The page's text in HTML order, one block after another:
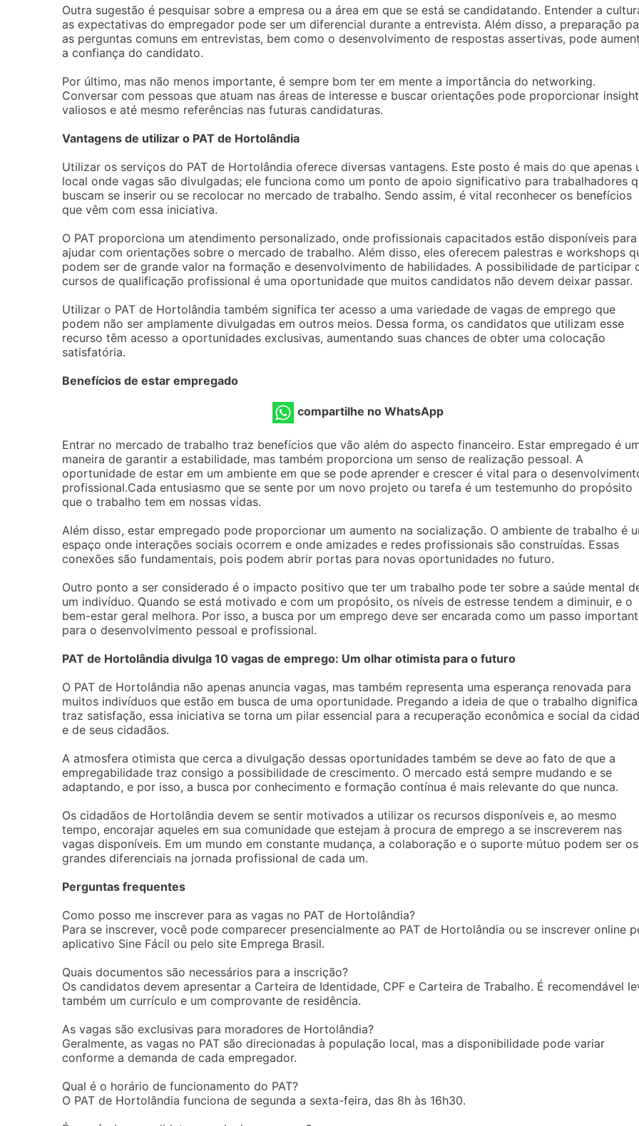
Outra sugestão é pesquisar sobre a empresa ou a área em que se está se candidatando. Entender a
as expectativas do empregador pode ser um diferencial durante a entrevista. Além disso, a preparação
as perguntas comuns em entrevistas, bem como o desenvolvimento de respostas assertivas, pode
a confiança do candidato.
Por último, mas não menos importante, é sempre bom ter em mente a importância do networking.
Conversar com pessoas que atuam nas áreas de interesse e buscar orientações pode proporcionar
valiosos e até mesmo referências nas futuras candidaturas.
Vantagens de utilizar o PAT de Hortolândia
Utilizar os serviços do PAT de Hortolândia oferece diversas vantagens. Este posto é mais do que apenas
local onde vagas são divulgadas; ele funciona como um ponto de apoio significativo para trabalhadores
buscam se inserir ou se recolocar no mercado de trabalho. Sendo assim, é vital reconhecer os benefícios
que vêm com essa iniciativa.
O PAT proporciona um atendimento personalizado, onde profissionais capacitados estão disponíveis para
ajudar com orientações sobre o mercado de trabalho. Além disso, eles oferecem palestras e workshops
podem ser de grande valor na formação e desenvolvimento de habilidades. A possibilidade de participar
cursos de qualificação profissional é uma oportunidade que muitos candidatos não devem deixar passar.
Utilizar o PAT de Hortolândia também significa ter acesso a uma variedade de vagas de emprego que
podem não ser amplamente divulgadas em outros meios. Dessa forma, os candidatos que utilizam esse
recurso têm acesso a oportunidades exclusivas, aumentando suas chances de obter uma colocação
satisfatória.
Benefícios de estar empregado
compartilhe no WhatsApp
Entrar no mercado de trabalho traz benefícios que vão além do aspecto financeiro. Estar empregado é
maneira de garantir a estabilidade, mas também proporciona um senso de realização pessoal. A
oportunidade de estar em um ambiente em que se pode aprender e crescer é vital para o
profissional.Cada entusiasmo que se sente por um novo projeto ou tarefa é um testemunho do propósito
que o trabalho tem em nossas vidas.
Além disso, estar empregado pode proporcionar um aumento na socialização. O ambiente de trabalho é
espaço onde interações sociais ocorrem e onde amizades e redes profissionais são construídas. Essas
conexões são fundamentais, pois podem abrir portas para novas oportunidades no futuro.
Outro ponto a ser considerado é o impacto positivo que ter um trabalho pode ter sobre a saúde mental
um indivíduo. Quando se está motivado e com um propósito, os níveis de estresse tendem a diminuir, e o
bem-estar geral melhora. Por isso, a busca por um emprego deve ser encarada como um passo
para o desenvolvimento pessoal e profissional.
PAT de Hortolândia divulga 10 vagas de emprego: Um olhar otimista para o futuro
O PAT de Hortolândia não apenas anuncia vagas, mas também representa uma esperança renovada para
muitos indivíduos que estão em busca de uma oportunidade. Pregando a ideia de que o trabalho
traz satisfação, essa iniciativa se torna um pilar essencial para a recuperação econômica e social da
e de seus cidadãos.
A atmosfera otimista que cerca a divulgação dessas oportunidades também se deve ao fato de que a
empregabilidade traz consigo a possibilidade de crescimento. O mercado está sempre mudando e se
adaptando, e por isso, a busca por conhecimento e formação contínua é mais relevante do que nunca.
Os cidadãos de Hortolândia devem se sentir motivados a utilizar os recursos disponíveis e, ao mesmo
tempo, encorajar aqueles em sua comunidade que estejam à procura de emprego a se inscreverem nas
vagas disponíveis. Em um mundo em constante mudança, a colaboração e o suporte mútuo podem ser os
grandes diferenciais na jornada profissional de cada um.
Perguntas frequentes
Como posso me inscrever para as vagas no PAT de Hortolândia?
Para se inscrever, você pode comparecer presencialmente ao PAT de Hortolândia ou se inscrever online
aplicativo Sine Fácil ou pelo site Emprega Brasil.
Quais documentos são necessários para a inscrição?
Os candidatos devem apresentar a Carteira de Identidade, CPF e Carteira de Trabalho. É recomendável
também um currículo e um comprovante de residência.
As vagas são exclusivas para moradores de Hortolândia?
Geralmente, as vagas no PAT são direcionadas à população local, mas a disponibilidade pode variar
conforme a demanda de cada empregador.
Qual é o horário de funcionamento do PAT?
O PAT de Hortolândia funciona de segunda a sexta-feira, das 8h às 16h30.